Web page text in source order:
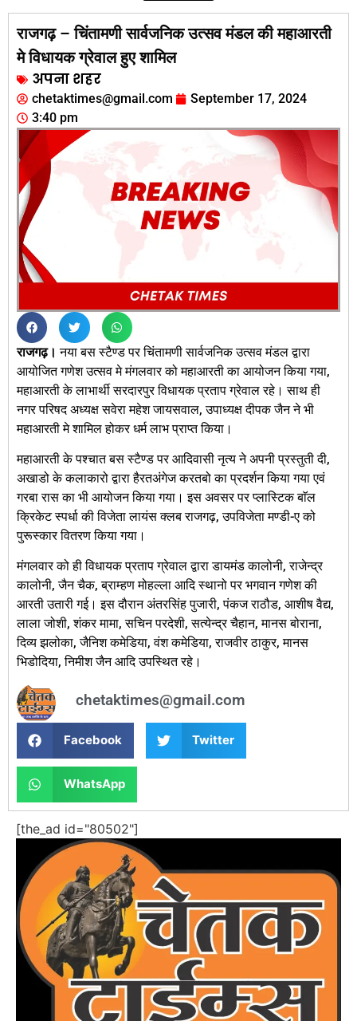
राजगढ़ – चिंतामणी सार्वजनिक उत्सव मंडल की महाआरती
मे विधायक ग्रेवाल हुए शामिल
अपना शहर
chetaktimes@gmail.com
September 17, 2024
3:40 pm
राजगढ़।नया बस स्टैण्ड पर चिंतामणी सार्वजनिक उत्सव मंडल द्वारा
आयोजित गणेश उत्सव मे मंगलवार को महाआरती का आयोजन किया गया,
महाआरती के लाभार्थी सरदारपुर विधायक प्रताप ग्रेवाल रहे। साथ ही
नगर परिषद अध्यक्ष सवेरा महेश जायसवाल, उपाध्यक्ष दीपक जैन ने भी
महाआरती मे शामिल होकर धर्म लाभ प्राप्त किया।
महाआरती के पश्चात बस स्टैण्ड पर आदिवासी नृत्य ने अपनी प्रस्तुती दी,
अखाडो के कलाकारो द्वारा हैरतअंगेज करतबो का प्रदर्शन किया गया एवं
गरबा रास का भी आयोजन किया गया। इस अवसर पर प्लास्टिक बाॅल
क्रिकेट स्पर्धा की विजेता लायंस क्लब राजगढ़, उपविजेता मण्डी-ए को
पुरूस्कार वितरण किया गया।
मंगलवार को ही विधायक प्रताप ग्रेवाल द्वारा डायमंड कालोनी, राजेन्द्र
कालोनी, जैन चैक, ब्राम्हण मोहल्ला आदि स्थानो पर भगवान गणेश की
आरती उतारी गई। इस दौरान अंतरसिंह पुजारी, पंकज राठौड, आशीष वैद्य,
लाला जोशी, शंकर मामा, सचिन परदेशी, सत्येन्द्र चैहान, मानस बोराना,
दिव्य झलोका, जैनिश कमेडिया, वंश कमेडिया, राजवीर ठाकुर, मानस
भिडोदिया, निमीश जैन आदि उपस्थित रहे।
chetaktimes@gmail.com
Facebook Twitter
WhatsApp
[the_ad id="80502"]